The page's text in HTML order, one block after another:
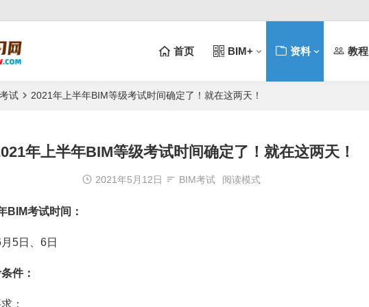
首页 BIM+ 资料 教程
试 2021年上半年BIM等级考试时间确定了！就在这两天！
年上半年BIM等级考试时间确定了！就在这两天！
2021年5月12日 BIM考试 阅读模式
BIM考试时间：
5日、6日
件：
：